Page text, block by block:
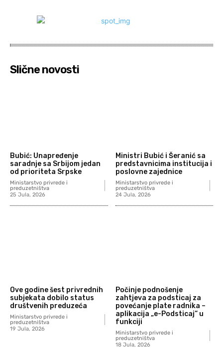
Slične novosti
Bubić: Unapređenje
saradnje sa Srbijom jedan
od prioriteta Srpske
Ministarstvo privrede i
preduzetništva
25 Jula, 2026
Ministri Bubić i Šeranić sa
predstavnicima institucija i
poslovne zajednice
Ministarstvo privrede i
preduzetništva
24 Jula, 2026
Ove godine šest privrednih
subjekata dobilo status
društvenih preduzeća
Ministarstvo privrede i
preduzetništva
19 Jula, 2026
Počinje podnošenje
zahtjeva za podsticaj za
povećanje plate radnika –
aplikacija „e-Podsticaj“ u
funkciji
Ministarstvo privrede i
preduzetništva
18 Jula, 2026